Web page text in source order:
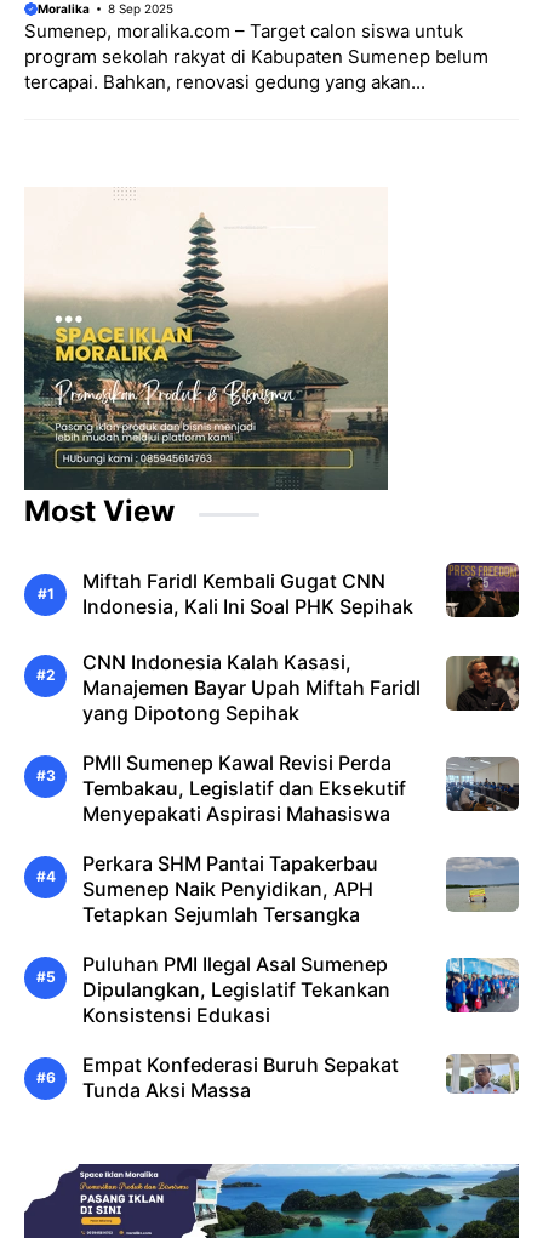
Moralika 8 Sep 2025
Sumenep, moralika.com – Target calon siswa untuk
program sekolah rakyat di Kabupaten Sumenep belum
tercapai. Bahkan, renovasi gedung yang akan...
Most View
Miftah Faridl Kembali Gugat CNN
Indonesia, Kali Ini Soal PHK Sepihak
CNN Indonesia Kalah Kasasi,
Manajemen Bayar Upah Miftah Faridl
yang Dipotong Sepihak
PMII Sumenep Kawal Revisi Perda
Tembakau, Legislatif dan Eksekutif
Menyepakati Aspirasi Mahasiswa
Perkara SHM Pantai Tapakerbau
Sumenep Naik Penyidikan, APH
Tetapkan Sejumlah Tersangka
Puluhan PMI Ilegal Asal Sumenep
Dipulangkan, Legislatif Tekankan
Konsistensi Edukasi
Empat Konfederasi Buruh Sepakat
Tunda Aksi Massa